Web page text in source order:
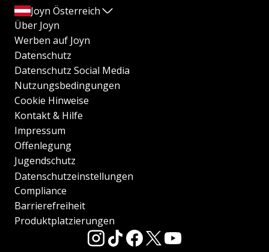
Joyn Österreich
Über Joyn
Werben auf Joyn
Datenschutz
Datenschutz Social Media
Nutzungsbedingungen
Cookie Hinweise
Kontakt & Hilfe
Impressum
Offenlegung
Jugendschutz
Datenschutzeinstellungen
Compliance
Barrierefreiheit
Produktplatzierungen